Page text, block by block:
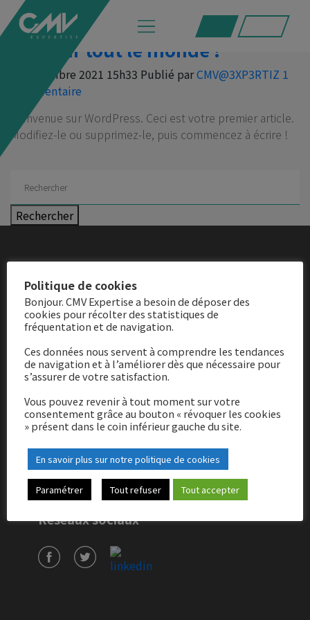
Articles récents
Bonjour tout le monde !
8 septembre 2021 15h33 Publié parCMV@3XP3RTIZ 1
Commentaire
Bienvenue sur WordPress. Ceci est votre premier article.
Modifiez-le ou supprimez-le, puis commencez à écrire !
Rechercher
Adresse
21 rue de l’Orgeval
77120 Coulommiers
Contact
01 64 75 10 51
cabinet@cmv-expertise.fr
Réseaux sociaux
Politique de cookies
Bonjour. CMV Expertise a besoin de déposer des
cookies pour récolter des statistiques de
fréquentation et de navigation.
Ces données nous servent à comprendre les tendances
de navigation et à l’améliorer dès que nécessaire pour
s’assurer de votre satisfaction.
Vous pouvez revenir à tout moment sur votre
consentement grâce au bouton « révoquer les cookies
» présent dans le coin inférieur gauche du site.
En savoir plus sur notre politique de cookies
Paramétrer Tout refuser Tout accepter